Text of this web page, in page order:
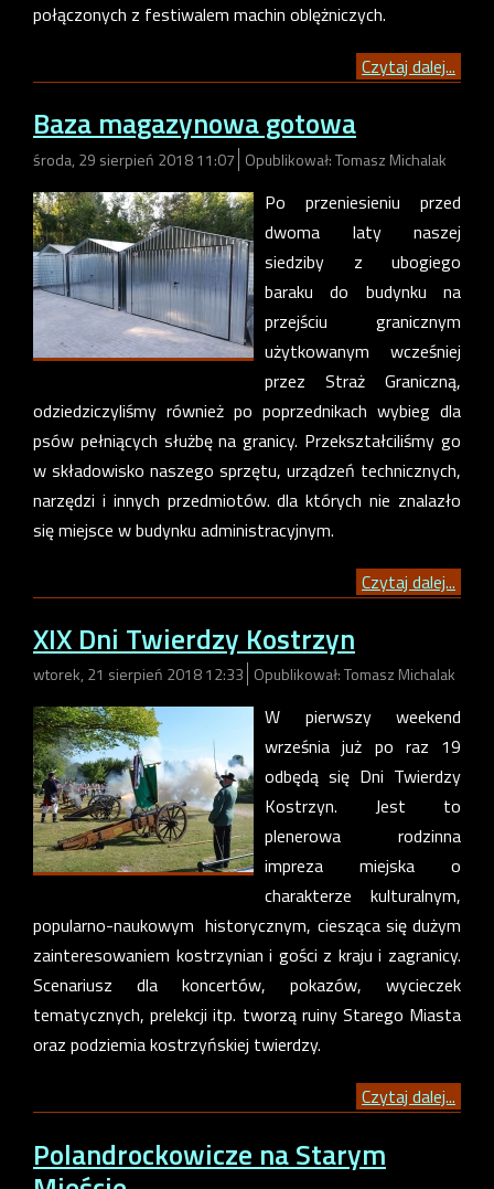
połączonych z festiwalem machin oblężniczych.
Czytaj dalej...
Baza magazynowa gotowa
środa, 29 sierpień 2018 11:07 Opublikował: Tomasz Michalak
Po przeniesieniu przed
dwoma laty naszej
siedziby z ubogiego
baraku do budynku na
przejściu granicznym
użytkowanym wcześniej
przez Straż Graniczną,
odziedziczyliśmy również po poprzednikach wybieg dla
psów pełniących służbę na granicy. Przekształciliśmy go
w składowisko naszego sprzętu, urządzeń technicznych,
narzędzi i innych przedmiotów. dla których nie znalazło
się miejsce w budynku administracyjnym.
Czytaj dalej...
XIX Dni Twierdzy Kostrzyn
wtorek, 21 sierpień 2018 12:33 Opublikował: Tomasz Michalak
W pierwszy weekend
września już po raz 19
odbędą się Dni Twierdzy
Kostrzyn. Jest to
plenerowa rodzinna
impreza miejska o
charakterze kulturalnym,
popularno-naukowym historycznym, ciesząca się dużym
zainteresowaniem kostrzynian i gości z kraju i zagranicy.
Scenariusz dla koncertów, pokazów, wycieczek
tematycznych, prelekcji itp. tworzą ruiny Starego Miasta
oraz podziemia kostrzyńskiej twierdzy.
Czytaj dalej...
Polandrockowicze na Starym